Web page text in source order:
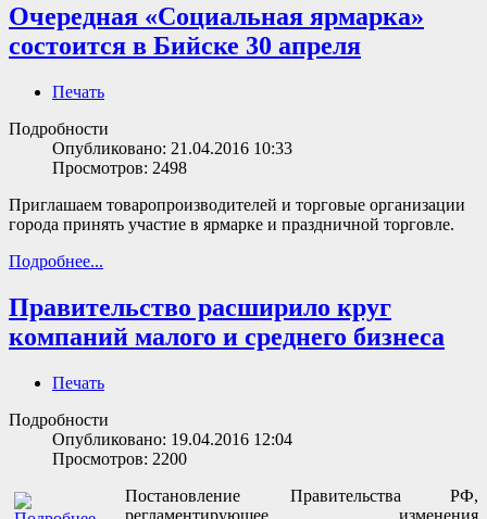
Очередная «Социальная ярмарка»
состоится в Бийске 30 апреля
Печать
Подробности
Опубликовано: 21.04.2016 10:33
Просмотров: 2498
Приглашаем товаропроизводителей и торговые организации
города принять участие в ярмарке и праздничной торговле.
Подробнее...
Правительство расширило круг
компаний малого и среднего бизнеса
Печать
Подробности
Опубликовано: 19.04.2016 12:04
Просмотров: 2200
Постановление Правительства РФ,
регламентирующее изменения